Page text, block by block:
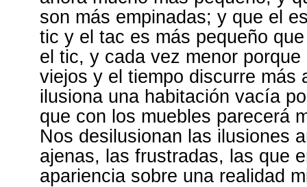
son más empinadas; y que el
tic y el tac es más pequeño
el tic, y cada vez menor
viejos y el tiempo discurre más
ilusiona una habitación vacía
que con los muebles parecerá
Nos desilusionan las ilusiones
ajenas, las frustradas, las que
apariencia sobre una realidad